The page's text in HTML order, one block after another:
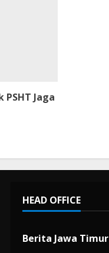
Jaga
HEAD OFFICE
Berita Jawa Timur